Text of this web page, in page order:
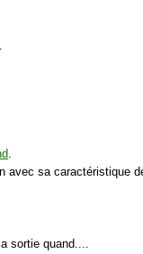
.
avec sa caractéristique
sortie quand....